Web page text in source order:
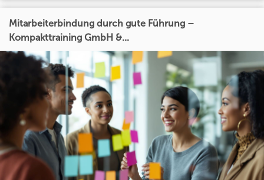
Mitarbeiterbindung durch gute Führung –
Kompakttraining GmbH &...